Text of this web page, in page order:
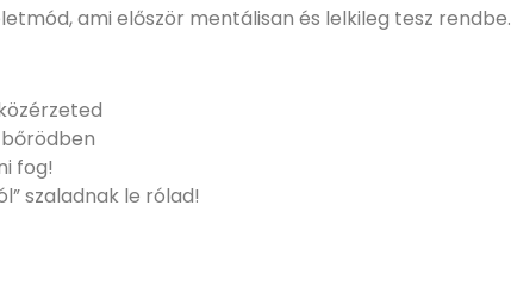
ami először mentálisan és lelkileg tesz rendbe.
fog!
szaladnak le rólad!